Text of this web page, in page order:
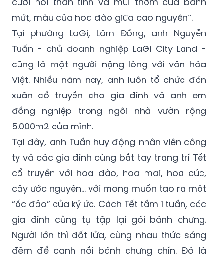
mứt, màu của hoa đào giữa cao nguyên”.
Tại phường LaGi, Lâm Đồng, anh Nguyễn
Tuấn - chủ doanh nghiệp LaGi City Land -
cũng là một người nặng lòng với văn hóa
Việt. Nhiều năm nay, anh luôn tổ chức đón
xuân cổ truyền cho gia đình và anh em
đồng nghiệp trong ngôi nhà vườn rộng
5.000m2 của mình.
Tại đây, anh Tuấn huy động nhân viên công
ty và các gia đình cùng bắt tay trang trí Tết
cổ truyền với hoa đào, hoa mai, hoa cúc,
cây ước nguyện... với mong muốn tạo ra một
“ốc đảo” của ký ức. Cách Tết tầm 1 tuần, các
gia đình cùng tụ tập lại gói bánh chưng.
Người lớn thì đốt lửa, cùng nhau thức sáng
đêm để canh nồi bánh chưng chín. Đó là